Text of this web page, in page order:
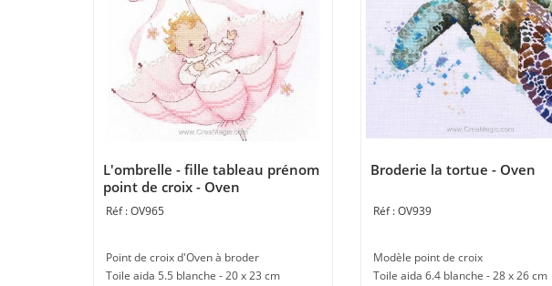
L'ombrelle - fille tableau prénom
point de croix - Oven
OV965
Point de croix d'Oven à broder
Toile aida 5.5 blanche - 20 x 23 cm
Broderie la tortue - Oven
OV939
Modèle point de croix
Toile aida 6.4 blanche - 28 x 26 cm